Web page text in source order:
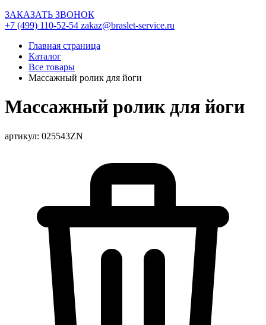
ЗАКАЗАТЬ ЗВОНОК
+7 (499) 110-52-54 zakaz@braslet-service.ru
Главная страница
Каталог
Все товары
Массажный ролик для йоги
Массажный ролик для йоги
артикул: 025543ZN